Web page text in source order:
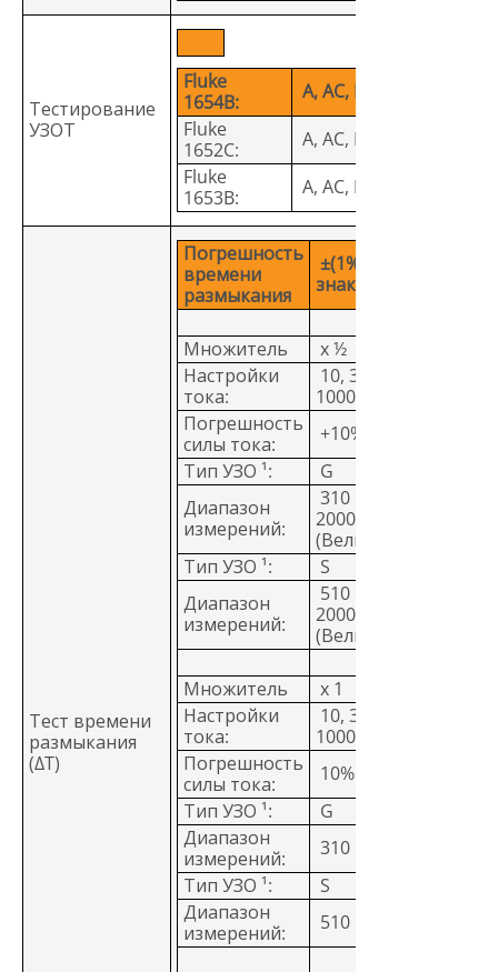
Тестирование
УЗОТ
Fluke
1654B:
A, AC, B, B+, F, G/R, S
Fluke
1652C:
A, AC, F, G/R, S
Fluke
1653B:
A, AC, F, G/R, S
Тест времени
размыкания
(ΔT)
Погрешность
времени
размыкания
±(1% показаний + 1
знак)
Множитель
x ½
Настройки
тока:
10, 30, 100, 300, 500,
1000 мА
Погрешность
силы тока:
+10% - 0%
Тип УЗО ¹:
G
Диапазон
измерений:
310 мс (Европа),
2000 мс
(Великобритания)
Тип УЗО ¹:
S
Диапазон
измерений:
510 мс (Европа),
2000 мс
(Великобритания)
Множитель
x 1
Настройки
тока:
10, 30, 100, 300, 500,
1000 мА
Погрешность
силы тока:
10% - 0%
Тип УЗО ¹:
G
Диапазон
измерений:
310 мс
Тип УЗО ¹:
S
Диапазон
измерений:
510 мс